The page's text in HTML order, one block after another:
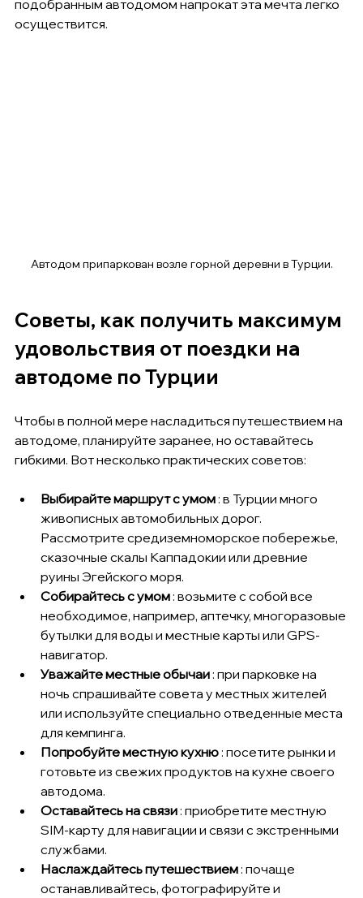
подобранным автодомом напрокат эта мечта легко
осуществится.
Автодом припаркован возле горной деревни в Турции.
Советы, как получить максимум
удовольствия от поездки на
автодоме по Турции
Чтобы в полной мере насладиться путешествием на
автодоме, планируйте заранее, но оставайтесь
гибкими. Вот несколько практических советов:
Выбирайте маршрут с умом : в Турции много
живописных автомобильных дорог.
Рассмотрите средиземноморское побережье,
сказочные скалы Каппадокии или древние
руины Эгейского моря.
Собирайтесь с умом : возьмите с собой все
необходимое, например, аптечку, многоразовые
бутылки для воды и местные карты или GPS-
навигатор.
Уважайте местные обычаи : при парковке на
ночь спрашивайте совета у местных жителей
или используйте специально отведенные места
для кемпинга.
Попробуйте местную кухню : посетите рынки и
готовьте из свежих продуктов на кухне своего
автодома.
Оставайтесь на связи : приобретите местную
SIM-карту для навигации и связи с экстренными
службами.
Наслаждайтесь путешествием : почаще
останавливайтесь, фотографируйте и